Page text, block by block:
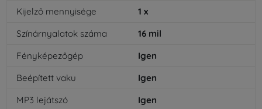
Kijelző mennyisége
1 x
Színárnyalatok száma
16 mil
Fényképezőgép
Igen
Beépített vaku
Igen
MP3 lejátszó
Igen